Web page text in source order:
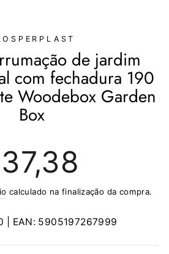
de jardim
com fechadura 190
Woodebox Garden
Box
calculado na finalização da compra.
| EAN: 5905197267999